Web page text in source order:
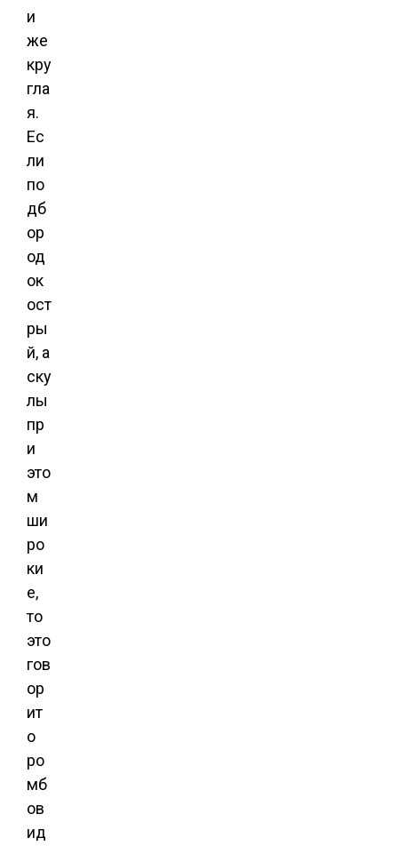
и
же
кру
гла
я.
Ес
ли
по
дб
ор
од
ок
ост
ры
й, а
ску
лы
пр
и
это
м
ши
ро
ки
е,
то
это
гов
ор
ит
о
ро
мб
ов
ид